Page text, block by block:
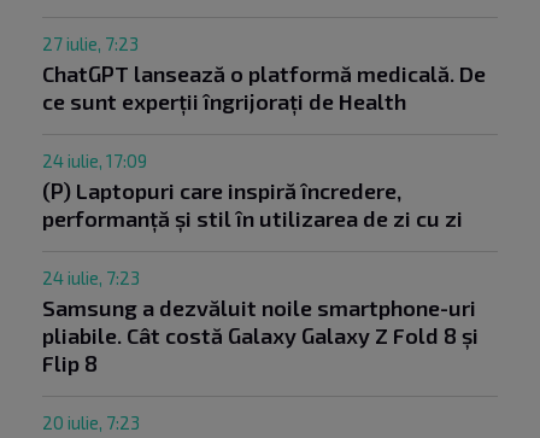
27 iulie, 7:23
ChatGPT lansează o platformă medicală. De
ce sunt experții îngrijorați de Health
24 iulie, 17:09
(P) Laptopuri care inspiră încredere,
performanță și stil în utilizarea de zi cu zi
24 iulie, 7:23
Samsung a dezvăluit noile smartphone-uri
pliabile. Cât costă Galaxy Galaxy Z Fold 8 și
Flip 8
20 iulie, 7:23